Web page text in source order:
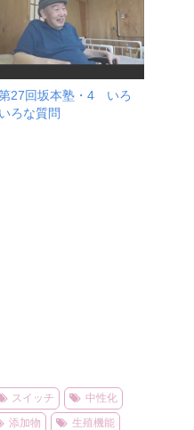
27回坂本塾・4 いろ
いろな質問
スイッチ
中性化
添加物
生殖機能